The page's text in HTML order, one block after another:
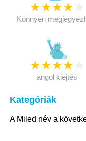
★★★★
Könnyen
★★★★
angol kiejtés
Kategóriák
A Miled név a